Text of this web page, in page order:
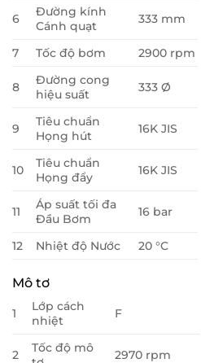
6
Đường kính
Cánh quạt
333 mm
7 Tốc độ bơm 2900 rpm
8
Đường cong
hiệu suất
333 Ø
9
Tiêu chuẩn
Họng hút
16K JIS
10
Tiêu chuẩn
Họng đẩy
16K JIS
11
Áp suất tối đa
Đầu Bơm
16 bar
12 Nhiệt độ Nước 20 °C
Mô tơ
1
Lớp cách
nhiệt
F
2
Tốc độ mô
2970 rpm